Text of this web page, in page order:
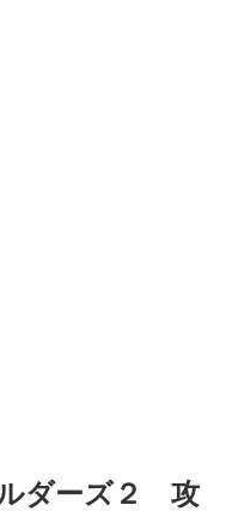
ルダーズ２ 攻